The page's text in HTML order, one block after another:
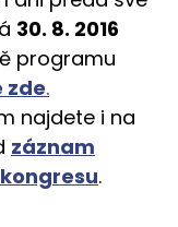
30. 8. 2016
programu
zde.
najdete i na
záznam
.